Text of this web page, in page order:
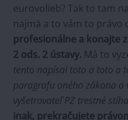
eurovolieb? Tak to tam
najmä a to vám to právo
profesionálne a konajte
2 ods. 2 ústavy. Má to
tento napísal toto a toto a
paragrafu oného zákona a
vyšetrovateľ PZ trestné
inak, prekračujete